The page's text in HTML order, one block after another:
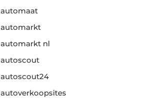
automaat
automarkt
automarkt nl
autoscout
autoscout24
autoverkoopsites